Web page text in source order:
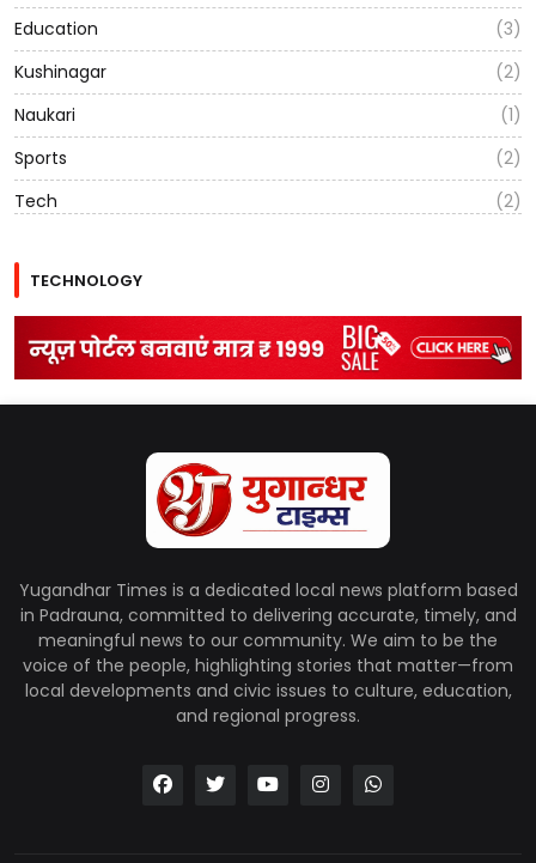
Education
(3)
Kushinagar
(2)
Naukari
(1)
Sports
(2)
Tech
(2)
TECHNOLOGY
Yugandhar Times is a dedicated local news platform based
in Padrauna, committed to delivering accurate, timely, and
meaningful news to our community. We aim to be the
voice of the people, highlighting stories that matter—from
local developments and civic issues to culture, education,
and regional progress.